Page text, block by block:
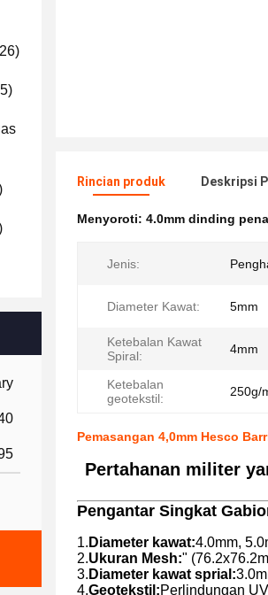
Rincian produk Deskripsi
Menyoroti: 4.0mm dinding
Jenis:
Diameter Kawat: 5mm
Ketebalan Kawat
Spiral:
4mm
Ketebalan
geotekstil:
250g/
Pemasangan 4,0mm Hesco
Pertahanan militer
Pengantar Singkat
1. Diameter kawat:4.0mm,
2.Ukuran Mesh:"
3. Diameter kawat sprial:
4.Geotekstil:Perlindungan